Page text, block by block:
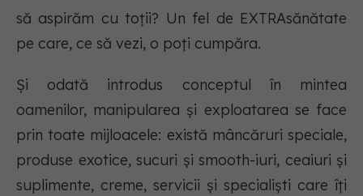
să aspirăm cu toții? Un fel de EXTRAsănătate
pe care, ce să vezi, o poți cumpăra.
Și odată introdus conceptul în mintea
oamenilor, manipularea și exploatarea se face
prin toate mijloacele: există mâncăruri speciale,
produse exotice, sucuri și smooth-iuri, ceaiuri și
suplimente, creme, servicii și specialiști care îți